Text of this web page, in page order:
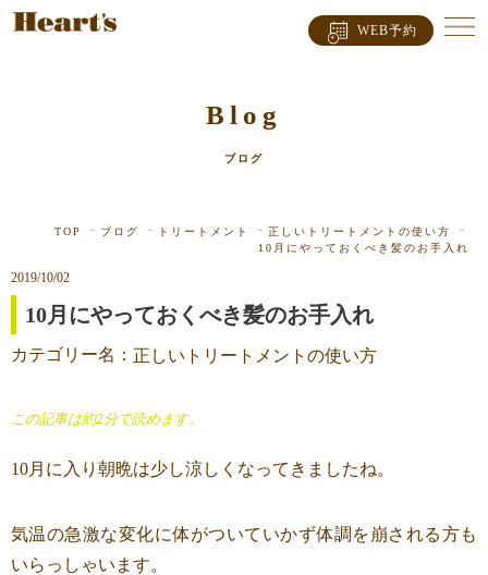
Blog
ブログ
TOP ブログ トリートメント
正しいトリートメントの使い方
10月にやっておくべき髪のお手入れ
WEB予約
2019/10/02
10月にやっておくべき髪のお手入れ
カテゴリー名： 正しいトリートメントの使い方
この記事は約2分で読めます。
10月に入り朝晩は少し涼しくなってきましたね。
気温の急激な変化に体がついていかず体調を崩される方も
いらっしゃいます。